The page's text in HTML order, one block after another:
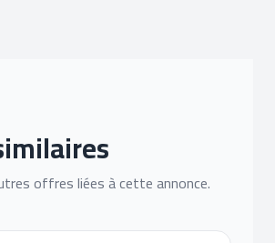
offres liées à cette annonce.